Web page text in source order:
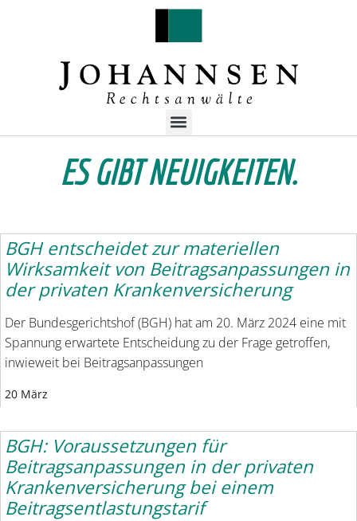
ES GIBT NEUIGKEITEN.
BGH entscheidet zur materiellen
Wirksamkeit von Beitragsanpassungen in
der privaten Krankenversicherung
Der Bundesgerichtshof (BGH) hat am 20. März 2024 eine mit
Spannung erwartete Entscheidung zu der Frage getroffen,
inwieweit bei Beitragsanpassungen
20 März
BGH: Voraussetzungen für
Beitragsanpassungen in der privaten
Krankenversicherung bei einem
Beitragsentlastungstarif